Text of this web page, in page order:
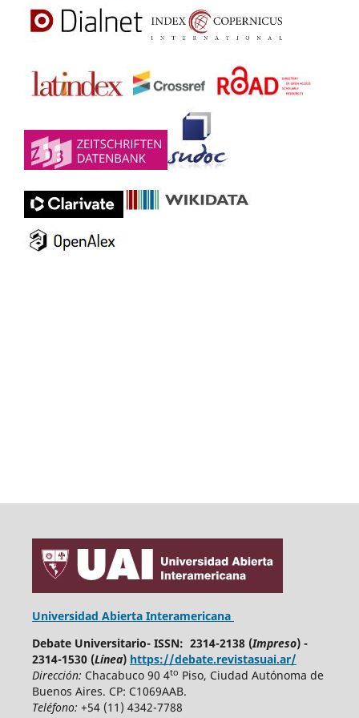
Universidad Abierta Interamericana
Debate Universitario- ISSN: 2314-2138 (Impreso) -
2314-1530 (Línea) https://debate.revistasuai.ar/
Dirección: Chacabuco 90 4to Piso, Ciudad Autónoma de
Buenos Aires. CP: C1069AAB.
Teléfono: +54 (11) 4342-7788